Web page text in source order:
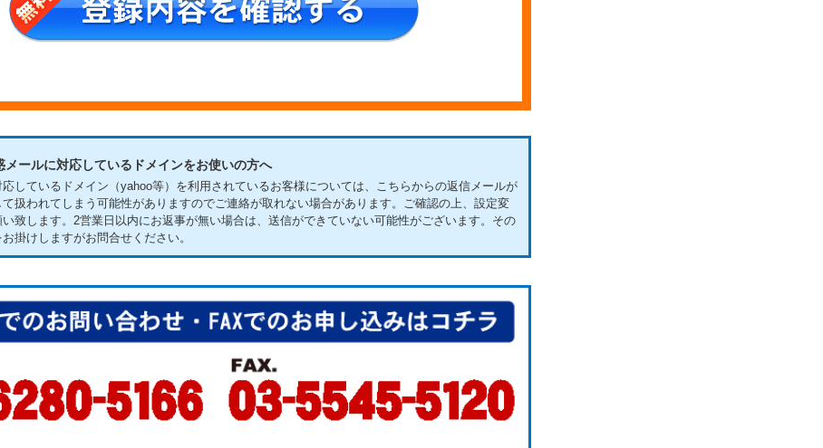
ールに対応しているドメインをお使いの方へ
しているドメイン（yahoo等）を利用されているお客様については、こちらからの返信メールが
扱われてしまう可能性がありますのでご連絡が取れない場合があります。ご確認の上、設定変
致します。 2営業日以内にお返事が無い場合は、送信ができていない可能性がございます。その
掛けしますがお問合せください。